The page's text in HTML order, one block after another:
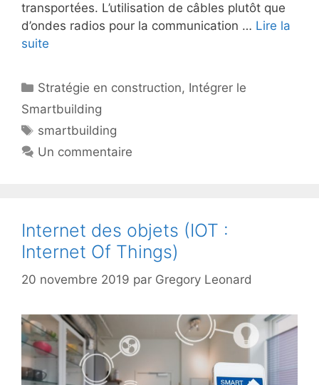
transportées. L’utilisation de câbles plutôt que
d’ondes radios pour la communication … Lire la
suite
Catégories
Stratégie en construction, Intégrer le
Smartbuilding
Étiquettes
smartbuilding
Un commentaire
Internet des objets (IOT :
Internet Of Things)
20 novembre 2019 par Gregory Leonard